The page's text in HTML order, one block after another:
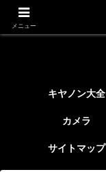
キヤノン大全
カメラ
サイトマップ
メニュー